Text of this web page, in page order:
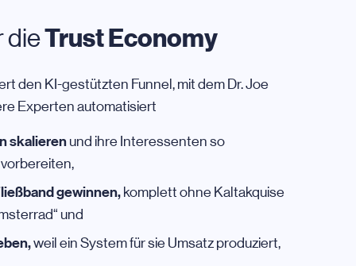
dieTrust Economy
den KI-gestützten Funnel, mit dem Dr. Joe
Experten automatisiert
skalieren und ihre Interessenten so
gewinnen, komplett ohne Kaltakquise
und
weil ein System für sie Umsatz produziert,